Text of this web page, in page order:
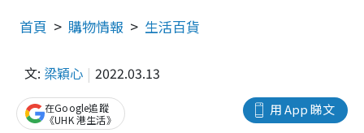
首頁 購物情報 生活百貨
文: 梁穎心 2022.03.13
用 App 睇文
在Google追蹤
《UHK 港生活》